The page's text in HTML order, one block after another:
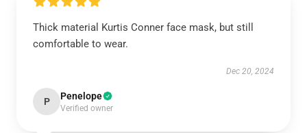
Thick material Kurtis Conner face mask, but still
comfortable to wear.
Dec 20, 2024
P Penelope
Verified owner